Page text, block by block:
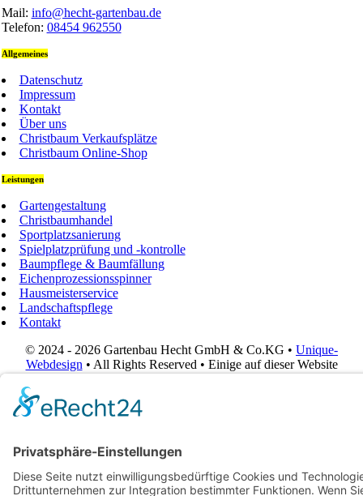
Mail: info@hecht-gartenbau.de
Telefon: 08454 962550
Allgemeines
Datenschutz
Impressum
Kontakt
Über uns
Christbaum Verkaufsplätze
Christbaum Online-Shop
Leistungen
Gartengestaltung
Christbaumhandel
Sportplatzsanierung
Spielplatzprüfung und -kontrolle
Baumpflege & Baumfällung
Eichenprozessionsspinner
Hausmeisterservice
Landschaftspflege
Kontakt
© 2024 - 2026 Gartenbau Hecht GmbH & Co.KG • Unique-
Webdesign • All Rights Reserved • Einige auf dieser Website
Page load link
Go to Top